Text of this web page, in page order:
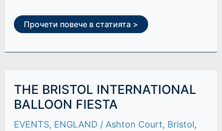
Прочети повече в статията >
THE BRISTOL INTERNATIONAL
BALLOON FIESTA
EVENTS, ENGLAND / Ashton Court, Bristol,
THE
BRISTOL
INTERNATIONAL
BALLOON